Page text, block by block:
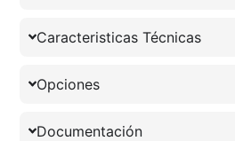
Caracteristicas Técnicas
Opciones
Documentación